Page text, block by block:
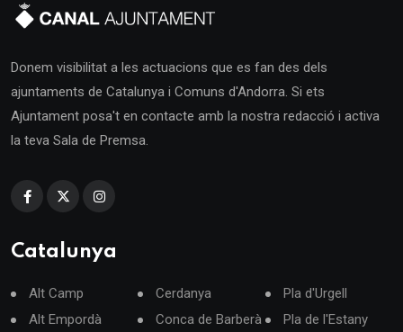
Donem visibilitat a les actuacions que es fan des dels
ajuntaments de Catalunya i Comuns d'Andorra. Si ets
Ajuntament posa't en contacte amb la nostra redacció i activa
la teva Sala de Premsa.
Catalunya
Alt Camp
Alt Empordà
Cerdanya
Conca de Barberà
Pla d'Urgell
Pla de l'Estany